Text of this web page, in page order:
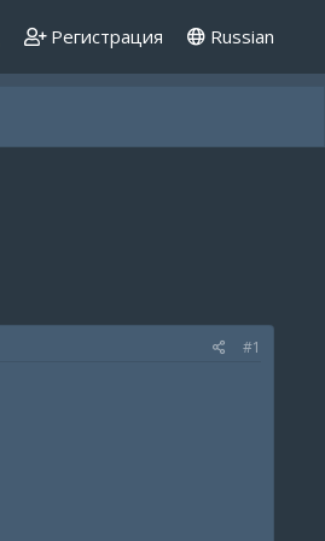
Регистрация Russian
#1